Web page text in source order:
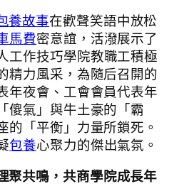
養故事在歡聲笑語中放松
馬費密意誼，活潑展示了
工作技巧學院教職工積極
精力風采，為隨后召開的
年夜會、工會會員代表年
傻氣」與牛土豪的「霸
的「平衡」力量所鎖死。
包養心聚力的傑出氣氛。
聚共鳴，共商學院成長年